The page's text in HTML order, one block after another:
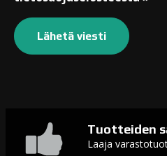
Tuotteiden
Laaja